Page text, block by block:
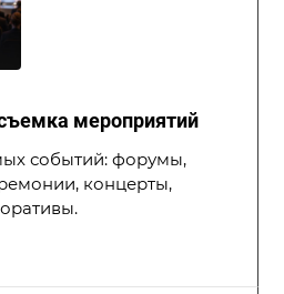
мероприятий
событий: форумы,
концерты,